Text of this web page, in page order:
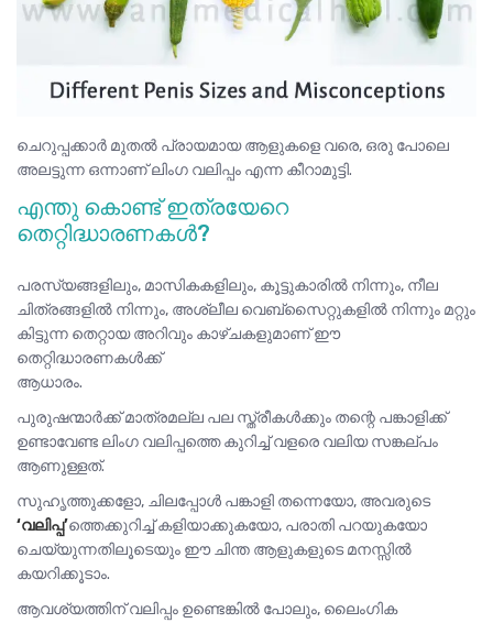
ചെറുപ്പക്കാർ മുതൽ പ്രായമായ ആളുകളെ വരെ, ഒരു പോലെ
അലട്ടുന്ന ഒന്നാണ് ലിംഗ വലിപ്പം എന്ന കീറാമുട്ടി.
എന്തു കൊണ്ട് ഇത്രയേറെ
തെറ്റിദ്ധാരണകൾ?
പരസ്യങ്ങളിലും, മാസികകളിലും, കൂട്ടുകാരിൽ നിന്നും, നീല
ചിത്രങ്ങളിൽ നിന്നും, അശ്ലീല വെബ്സൈറ്റുകളിൽ നിന്നും മറ്റും
കിട്ടുന്ന തെറ്റായ അറിവും കാഴ്ചകളുമാണ് ഈ
തെറ്റിദ്ധാരണകൾക്ക്
ആധാരം.
പുരുഷന്മാർക്ക് മാത്രമല്ല പല സ്ത്രീകൾക്കും തന്റെ പങ്കാളിക്ക്
ഉണ്ടാവേണ്ട ലിംഗ വലിപ്പത്തെ കുറിച്ച് വളരെ വലിയ സങ്കല്പം
ആണുള്ളത്.
സുഹൃത്തുക്കളോ, ചിലപ്പോൾ പങ്കാളി തന്നെയോ, അവരുടെ
‘വലിപ്പ’ത്തെക്കുറിച്ച് കളിയാക്കുകയോ, പരാതി പറയുകയോ
ചെയ്യുന്നതിലൂടെയും ഈ ചിന്ത ആളുകളുടെ മനസ്സിൽ
കയറിക്കൂടാം.
ആവശ്യത്തിന് വലിപ്പം ഉണ്ടെങ്കിൽ പോലും, ലൈംഗിക